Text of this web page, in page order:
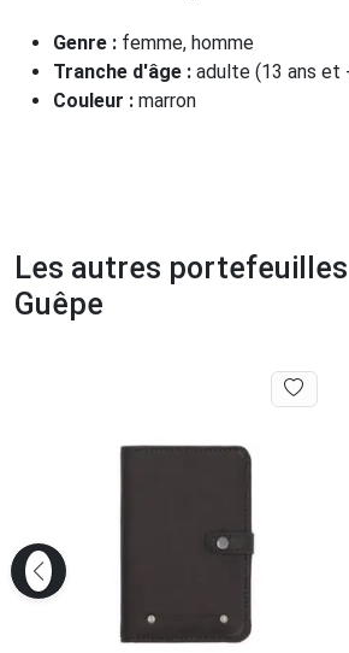
Genre : femme, homme
Tranche d'âge : adulte (13 ans et
Couleur : marron
Les autres
Guêpe